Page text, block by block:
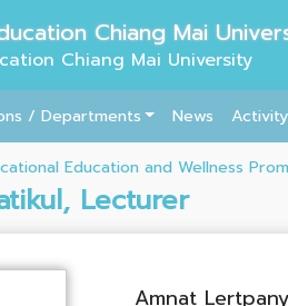
Chiang Mai
Chiang Mai University
/ Departments News Activity
Education and Wellness
Lecturer
Amnat